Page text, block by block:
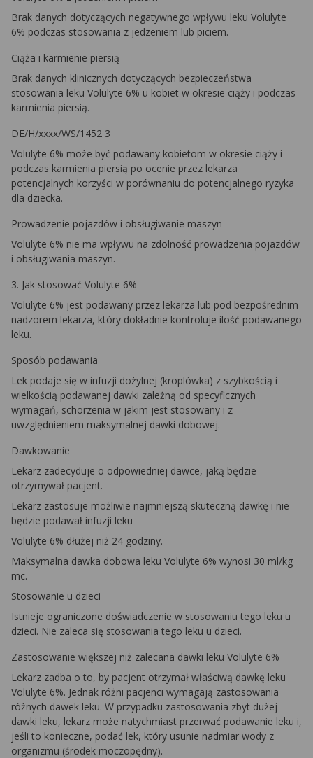
Brak danych dotyczących negatywnego wpływu leku Volulyte
6% podczas stosowania z jedzeniem lub piciem.
Ciąża i karmienie piersią
Brak danych klinicznych dotyczących bezpieczeństwa
stosowania leku Volulyte 6% u kobiet w okresie ciąży i podczas
karmienia piersią.
DE/H/xxxx/WS/1452 3
Volulyte 6% może być podawany kobietom w okresie ciąży i
podczas karmienia piersią po ocenie przez lekarza
potencjalnych korzyści w porównaniu do potencjalnego ryzyka
dla dziecka.
Prowadzenie pojazdów i obsługiwanie maszyn
Volulyte 6% nie ma wpływu na zdolność prowadzenia pojazdów
i obsługiwania maszyn.
3. Jak stosować Volulyte 6%
Volulyte 6% jest podawany przez lekarza lub pod bezpośrednim
nadzorem lekarza, który dokładnie kontroluje ilość podawanego
leku.
Sposób podawania
Lek podaje się w infuzji dożylnej (kroplówka) z szybkością i
wielkością podawanej dawki zależną od specyficznych
wymagań, schorzenia w jakim jest stosowany i z
uwzględnieniem maksymalnej dawki dobowej.
Dawkowanie
Lekarz zadecyduje o odpowiedniej dawce, jaką będzie
otrzymywał pacjent.
Lekarz zastosuje możliwie najmniejszą skuteczną dawkę i nie
będzie podawał infuzji leku
Volulyte 6% dłużej niż 24 godziny.
Maksymalna dawka dobowa leku Volulyte 6% wynosi 30 ml/kg
mc.
Stosowanie u dzieci
Istnieje ograniczone doświadczenie w stosowaniu tego leku u
dzieci. Nie zaleca się stosowania tego leku u dzieci.
Zastosowanie większej niż zalecana dawki leku Volulyte 6%
Lekarz zadba o to, by pacjent otrzymał właściwą dawkę leku
Volulyte 6%. Jednak różni pacjenci wymagają zastosowania
różnych dawek leku. W przypadku zastosowania zbyt dużej
dawki leku, lekarz może natychmiast przerwać podawanie leku i,
jeśli to konieczne, podać lek, który usunie nadmiar wody z
organizmu (środek moczopędny).